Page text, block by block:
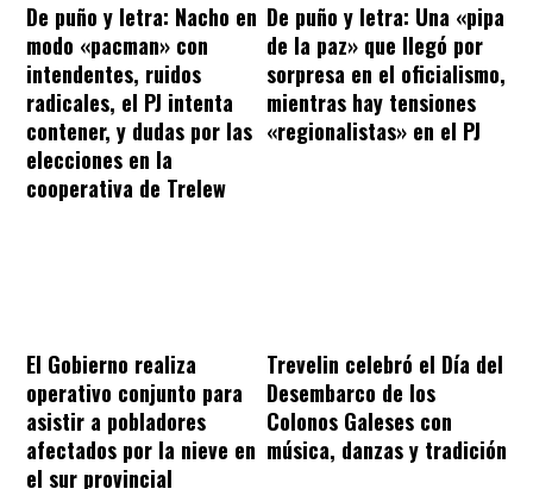
De puño y letra: Nacho en
modo «pacman» con
intendentes, ruidos
radicales, el PJ intenta
contener, y dudas por las
elecciones en la
cooperativa de Trelew
De puño y letra: Una «pipa
de la paz» que llegó por
sorpresa en el oficialismo,
mientras hay tensiones
«regionalistas» en el PJ
El Gobierno realiza
operativo conjunto para
asistir a pobladores
afectados por la nieve en
el sur provincial
Trevelin celebró el Día del
Desembarco de los
Colonos Galeses con
música, danzas y tradición